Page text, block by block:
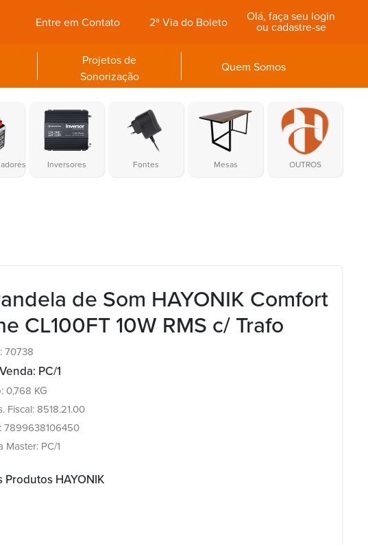
Olá, faça seu login
ou cadastre-se
2ª Via do Boleto
Entre em Contato
Projetos de
Sonorização
Quem Somos
Inversores Fontes Mesas OUTROS
de Som HAYONIK Comfort
CL100FT 10W RMS c/ Trafo
70738
PC/1
0,768 KG
Fiscal: 8518.21.00
7899638106450
Master: PC/1
Produtos HAYONIK